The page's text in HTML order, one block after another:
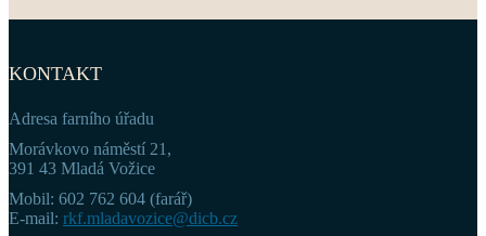
KONTAKT
Adresa farního úřadu
Morávkovo náměstí 21,
391 43 Mladá Vožice
Mobil: 602 762 604 (farář)
E-mail: rkf.mladavozice@dicb.cz